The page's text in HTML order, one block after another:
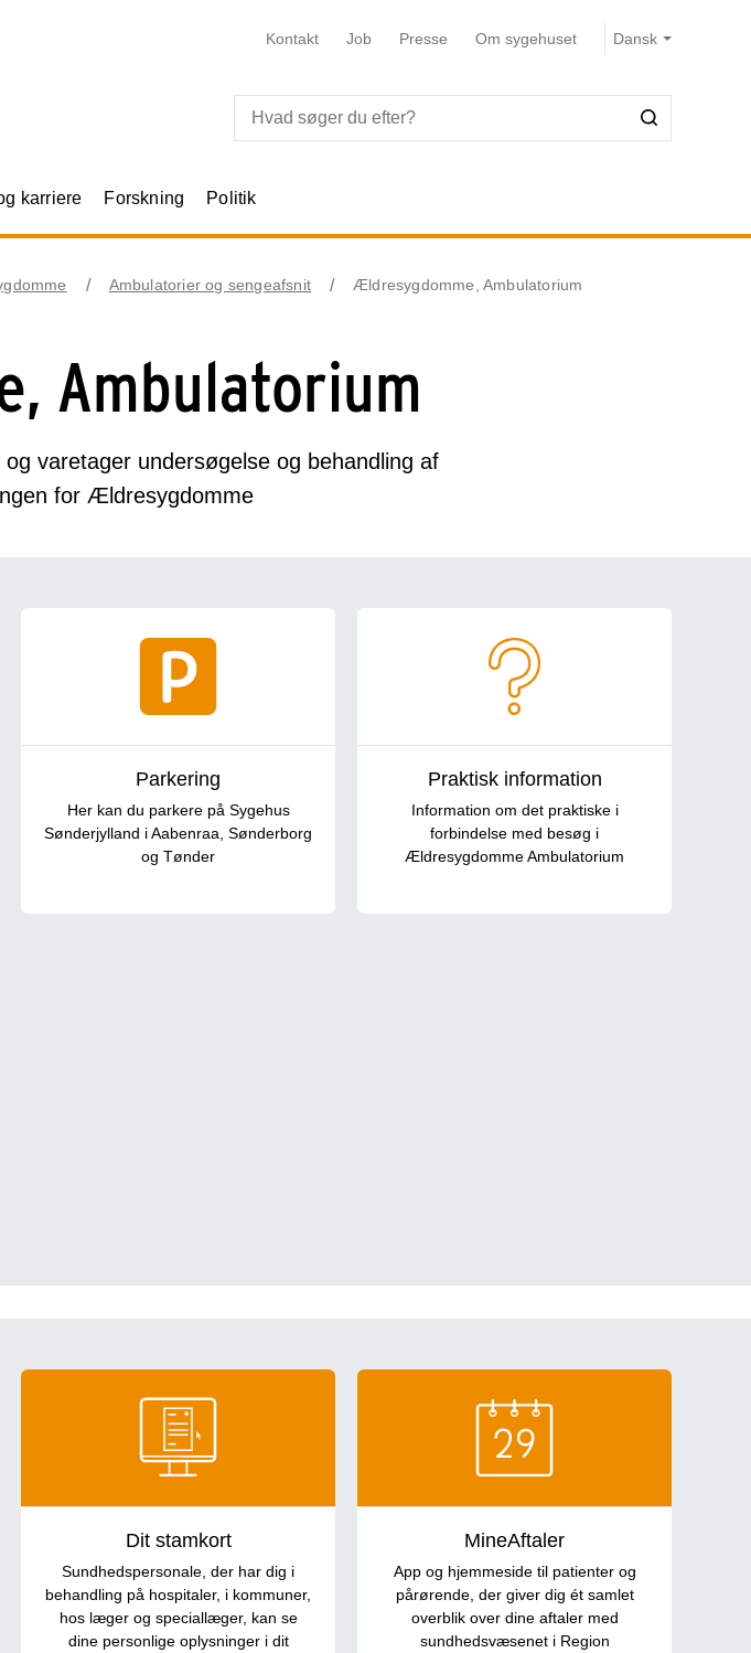
Kontakt Job Presse Om sygehuset
karriere Forskning Politik
Ambulatorier og sengeafsnit Ældresygdomme, Ambulatorium
Ambulatorium
varetager undersøgelse og behandling af
for Ældresygdomme
Parkering
Her kan du parkere på Sygehus
Sønderjylland i Aabenraa, Sønderborg
og Tønder
Praktisk information
Information om det praktiske i
forbindelse med besøg i
Ældresygdomme Ambulatorium
Dit stamkort
Sundhedspersonale, der har dig i
behandling på hospitaler, i kommuner,
hos læger og speciallæger, kan se
dine personlige oplysninger i dit
MineAftaler
App og hjemmeside til patienter og
pårørende, der giver dig ét samlet
overblik over dine aftaler med
sundhedsvæsenet i Region